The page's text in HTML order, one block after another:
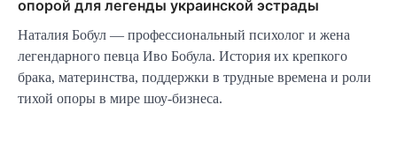
опорой для легенды украинской эстрады
Наталия Бобул — профессиональный психолог и жена
легендарного певца Иво Бобула. История их крепкого
брака, материнства, поддержки в трудные времена и роли
тихой опоры в мире шоу-бизнеса.